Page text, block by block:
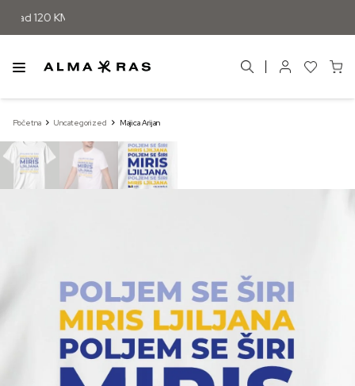
120 KM
Početna Uncategorized Majica Arijan